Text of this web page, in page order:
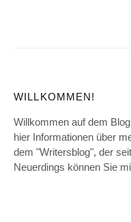
WILLKOMMEN!
Willkommen auf dem
hier Informationen über
dem "Writersblog", der
Neuerdings können Sie